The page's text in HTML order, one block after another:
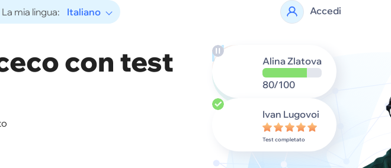
La mia lingua: Italiano Accedi
con test
Alina Zlatova
80/100
Ivan Lugovoi
Test completato